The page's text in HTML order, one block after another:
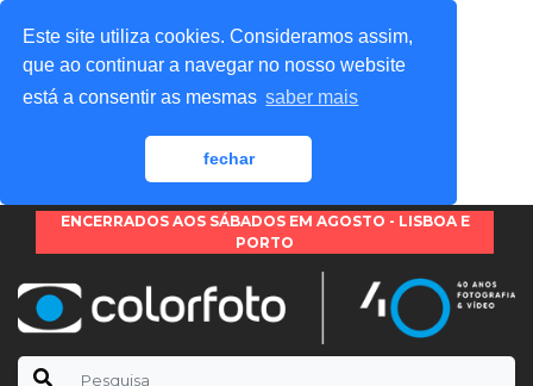
Este site utiliza cookies. Consideramos assim,
que ao continuar a navegar no nosso website
está a consentir as mesmas saber mais
fechar
ENCERRADOS AOS SÁBADOS EM AGOSTO - LISBOA E
PORTO